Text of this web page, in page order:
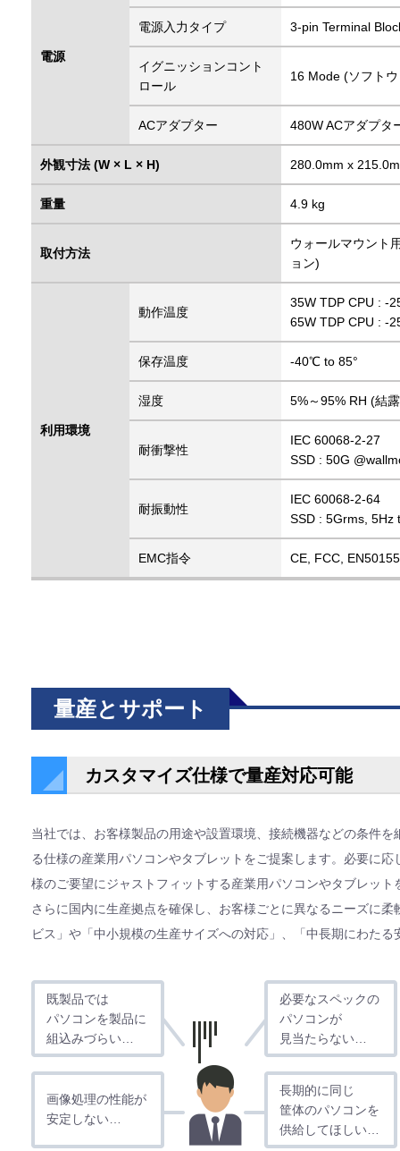
電源
電源入力タイプ 3-pin Terminal
イグニッションコント
ロール
16 Mode (ソフト
ACアダプター 480W ACアダプタ
外観寸法 (W × L × H) 280.0mm x
重量 4.9 kg
取付方法
ウォールマウント
ョン)
利用環境
動作温度
35W TDP CPU : -
65W TDP CPU :
保存温度 -40℃ to 85°
湿度 5%～95% RH (結
耐衝撃性
IEC 60068-2-27
SSD : 50G
耐振動性
IEC 60068-2-64
SSD : 5Grms, 5Hz
EMC指令 CE, FCC,
量産とサポート
カスタマイズ仕様で量産対応可能
当社では、お客様製品の用途や設置環境、接続機器などの条件
る仕様の産業用パソコンやタブレットをご提案します。必要に
様のご要望にジャストフィットする産業用パソコンやタブレット
さらに国内に生産拠点を確保し、お客様ごとに異なるニーズに
ビス」や「中小規模の生産サイズへの対応」、「中長期にわた
既製品では
パソコンを製品に
組込みづらい…
必要なスペックの
パソコンが
見当たらない…
画像処理の性能が
安定しない…
長期的に同じ
筐体のパソコンを
供給してほしい…